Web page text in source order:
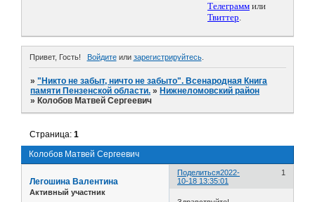
Телеграмм или
Твиттер.
Привет, Гость! Войдитеили зарегистрируйтесь.
»"Никто не забыт, ничто не забыто". Всенародная Книга
памяти Пензенской области. » Нижнеломовский район
» Колобов Матвей Сергеевич
Колобов Матвей Сергеевич
Страница:1
Поделиться 1
2022-
10-18 13:35:01
Легошина Валентина
Активный участник